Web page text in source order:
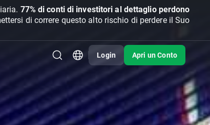
77% di conti di investitori al dettaglio perdono
di correre questo alto rischio di perdere il Suo
Login Apri un Conto